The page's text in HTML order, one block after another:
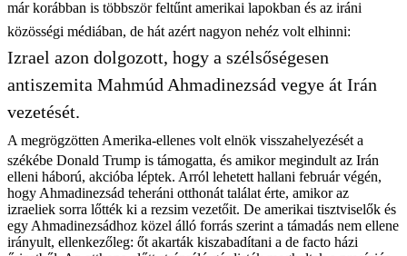
már korábban is többször feltűnt amerikai lapokban és az iráni
közösségi médiában, de hát azért nagyon nehéz volt elhinni:
Izrael azon dolgozott, hogy a szélsőségesen
antiszemita Mahmúd Ahmadinezsád vegye át Irán
vezetését.
A megrögzötten Amerika-ellenes volt elnök visszahelyezését a
székébe Donald Trump is támogatta, és amikor megindult az Irán
elleni háború, akcióba léptek. Arról lehetett hallani február végén,
hogy Ahmadinezsád teheráni otthonát találat érte, amikor az
izraeliek sorra lőtték ki a rezsim vezetőit. De amerikai tisztviselők és
egy Ahmadinezsádhoz közel álló forrás szerint a támadás nem ellene
irányult, ellenkezőleg: őt akarták kiszabadítani a de facto házi